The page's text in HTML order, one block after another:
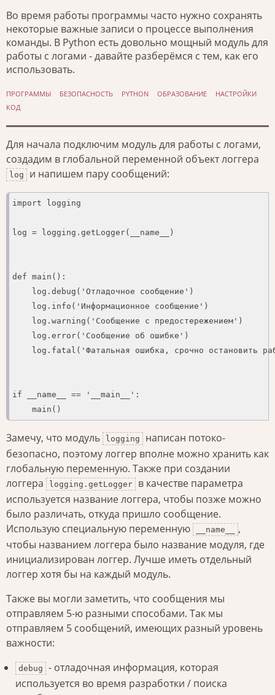
Во время работы программы часто нужно сохранять
некоторые важные записи о процессе выполнения
команды. В Python есть довольно мощный модуль для
работы с логами - давайте разберёмся с тем, как его
использовать.
ПРОГРАММЫ БЕЗОПАСНОСТЬ PYTHON ОБРАЗОВАНИЕ
НАСТРОЙКИ
КОД
Для начала подключим модуль для работы с логами,
создадим в глобальной переменной объект логгера
log и напишем пару сообщений:
import logging
log = logging.getLogger(__name__)
def main():
    log.debug('Отладочное сообщение')
    log.info('Информационное сообщение')
    log.warning('Сообщение с предостережением')
    log.error('Сообщение об ошибке')
log.fatal('Фатальная ошибка, срочно остановить
if __name__ == '__main__':
    main()
Замечу, что модуль logging
написан потоко-
безопасно, поэтому логгер вполне можно хранить как
глобальную переменную. Также при создании
логгера
logging.getLogger
в качестве параметра
используется название логгера, чтобы позже можно
было различать, откуда пришло сообщение.
Использую специальную переменную
__name__
,
чтобы названием логгера было название модуля, где
инициализирован логгер. Лучше иметь отдельный
логгер хотя бы на каждый модуль.
Также вы могли заметить, что сообщения мы
отправляем 5-ю разными способами. Так мы
отправляем 5 сообщений, имеющих разный уровень
важности:
debug
- отладочная информация, которая
используется во время разработки / поиска